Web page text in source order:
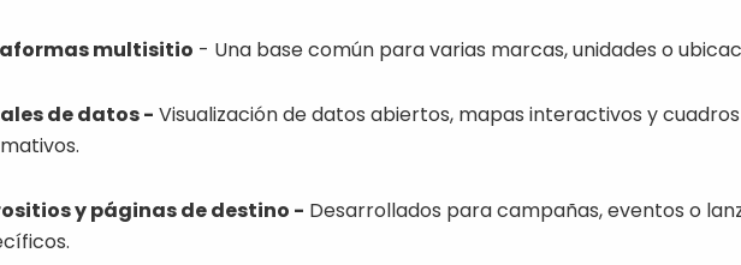
multisitio - Una base común para varias marcas, unidades o
de datos - Visualización de datos abiertos, mapas interactivos y
y páginas de destino - Desarrollados para campañas, eventos o